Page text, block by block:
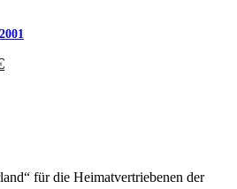
Aktueller
Preis
für die Heimatvertriebenen der